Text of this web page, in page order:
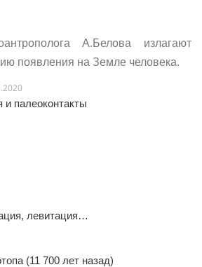
А.Белова излагают
появления на Земле человека.
палеоконтакты
левитация…
(11 700 лет назад)